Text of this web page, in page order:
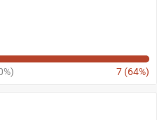
7 (64%)